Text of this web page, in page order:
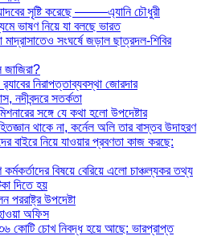
সৃষ্টি করেছে ——–এ্যানি চৌধুরী
ভাষণ নিয়ে যা বলছে ভারত
সংঘর্ষে জড়াল ছাত্রদল-শিবির
জাজিরা?
নিরাপত্তাব্যবস্থা জোরদার
নদীবন্দরে সতর্কতা
সঙ্গে যে কথা হলো উপদেষ্টার
থাকে না, কর্নেল অলি তার বাস্তব উদাহরণ
বাইরে নিয়ে যাওয়ার প্রবণতা কাজ করছে:
বিষয়ে বেরিয়ে এলো চাঞ্চল্যকর তথ্য
দিতে হয়
উপদেষ্টা
অফিস
৩৬ কোটি চোখ নিবদ্ধ হয়ে আছে: ভারপ্রাপ্ত